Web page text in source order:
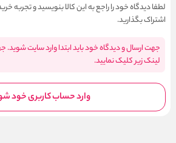
لطفا دیدگاه خود را راجع به این کالا بنویسید و تجربه
اشتراک بگذارید.
جهت ارسال و دیدگاه خود باید ابتدا وارد سایت
لینک زیر کلیک نمایید.
وارد حساب کاربری خود